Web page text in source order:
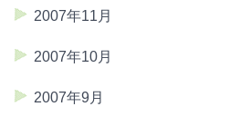
2007年11月
2007年10月
2007年9月